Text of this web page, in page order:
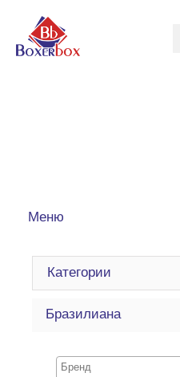
Меню
Категории
Бразилиана